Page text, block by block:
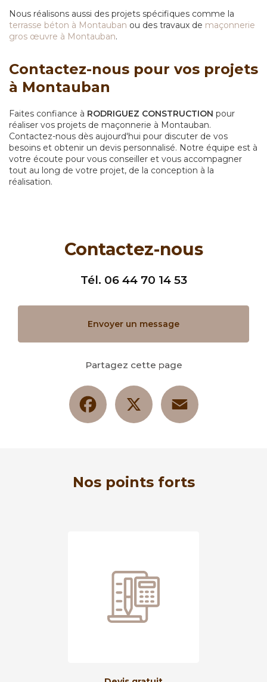
Nous réalisons aussi des projets spécifiques comme la
terrasse béton à Montauban ou des travaux de maçonnerie
gros œuvre à Montauban.
Contactez-nous pour vos projets
à Montauban
Faites confiance à RODRIGUEZ CONSTRUCTION pour
réaliser vos projets de maçonnerie à Montauban.
Contactez-nous dès aujourd'hui pour discuter de vos
besoins et obtenir un devis personnalisé. Notre équipe est à
votre écoute pour vous conseiller et vous accompagner
tout au long de votre projet, de la conception à la
réalisation.
Contactez-nous
Tél. 06 44 70 14 53
Envoyer un message
Partagez cette page
Facebook
Nos points forts